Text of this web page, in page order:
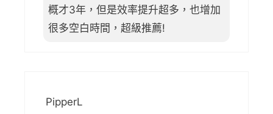
概才3年，但是效率提升超多，也增加
很多空白時間，超級推薦!
PipperL